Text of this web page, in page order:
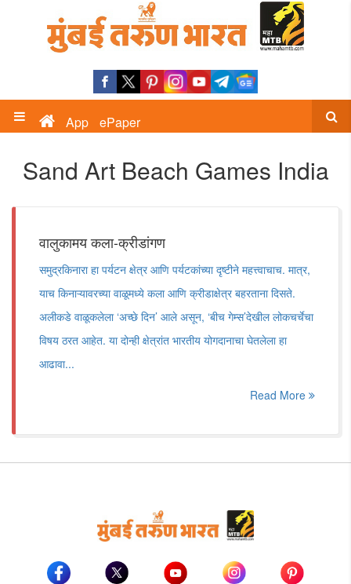
App ePaper
Sand Art Beach Games India
वालुकामय कला-क्रीडांगण
समुद्रकिनारा हा पर्यटन क्षेत्र आणि पर्यटकांच्या दृष्टीने महत्त्वाचाच. मात्र,
याच किनाऱ्यावरच्या वाळूमध्ये कला आणि क्रीडाक्षेत्र बहरताना दिसते.
अलीकडे वाळूकलेला ‌‘अच्छे दिन‌’ आले असून, ‌‘बीच गेम्स‌’देखील लोकचर्चेचा
विषय ठरत आहेत. या दोन्ही क्षेत्रांत भारतीय योगदानाचा घेतलेला हा
आढावा...
Read More